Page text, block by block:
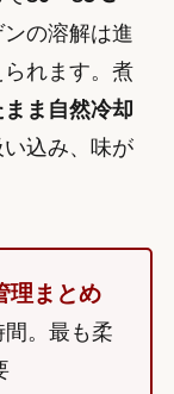
の溶解は進
れます。煮
ま自然冷却
込み、味が
理まとめ
。最も柔